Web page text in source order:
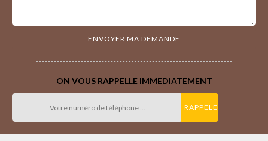
ON VOUS RAPPELLE IMMEDIATEMENT